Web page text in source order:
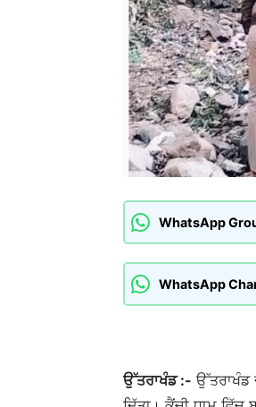
WhatsApp
WhatsApp
ਉੱਤਰਾਖੰਡ :- ਉੱਤਰਾਖੰਡ